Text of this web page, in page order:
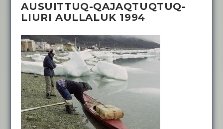
AUSUITTUQ-QAJAQTUQTUQ-
LIURI AULLALUK 1994